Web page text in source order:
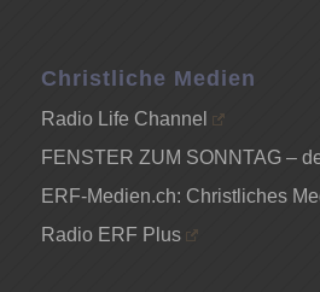
Christliche Medien
Radio Life Channel
FENSTER ZUM SONNTAG –
ERF-Medien.ch: Christliches
Radio ERF Plus